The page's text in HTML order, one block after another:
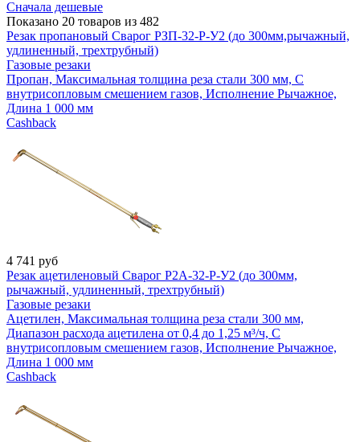
Сначала дешевые
Показано 20 товаров из 482
Резак пропановый Сварог РЗП-32-Р-У2 (до 300мм,рычажный,
удлиненный, трехтрубный)
Газовые резаки
Пропан, Максимальная толщина реза стали 300 мм, С
внутрисопловым смешением газов, Исполнение Рычажное,
Длина 1 000 мм
Cashback
4 741 руб
Резак ацетиленовый Сварог Р2А-32-Р-У2 (до 300мм,
рычажный, удлиненный, трехтрубный)
Газовые резаки
Ацетилен, Максимальная толщина реза стали 300 мм,
Диапазон расхода ацетилена от 0,4 до 1,25 м³/ч, С
внутрисопловым смешением газов, Исполнение Рычажное,
Длина 1 000 мм
Cashback